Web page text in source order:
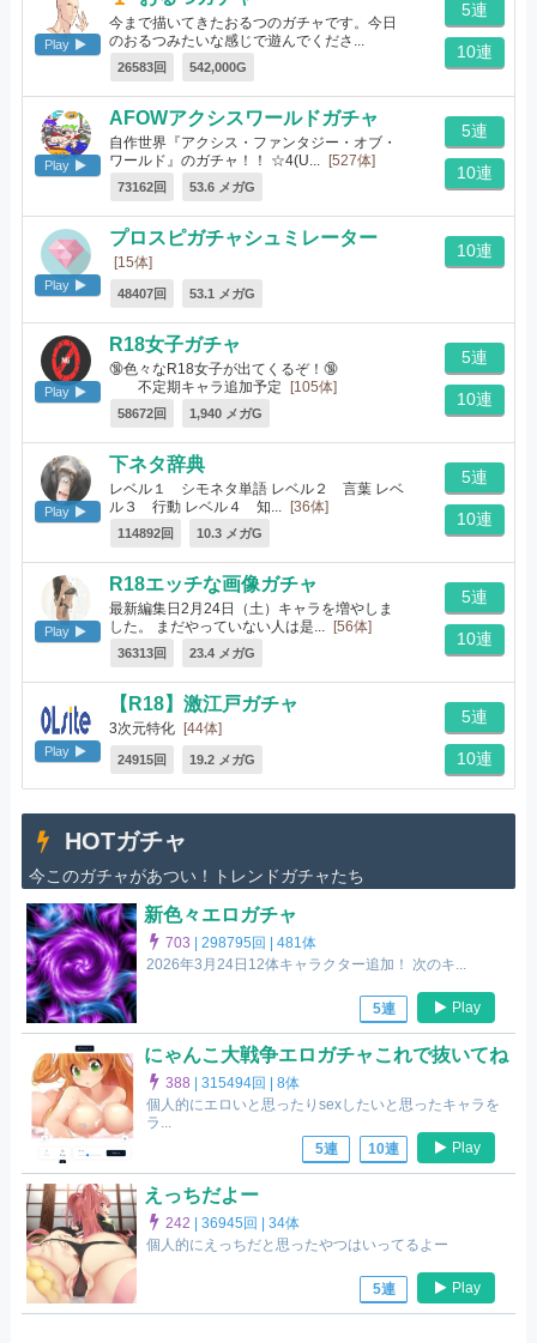
Play
今まで描いてきたおるつのガチャです。今日
のおるつみたいな感じで遊んでくださ...
[82体]
26583回 542,000G
5連
10連
Play
AFOWアクシスワールドガチャ
自作世界『アクシス・ファンタジー・オブ・
ワールド』のガチャ！！ ☆4(U...
[527体]
73162回 53.6 メガG
5連
10連
Play
プロスピガチャシュミレーター
[15体]
48407回 53.1 メガG
10連
Play
R18女子ガチャ
🔞色々なR18女子が出てくるぞ！🔞
不定期キャラ追加予定
[105体]
58672回 1,940 メガG
5連
10連
Play
下ネタ辞典
レベル１ シモネタ単語 レベル２ 言葉 レベ
ル３ 行動 レベル４ 知...
[36体]
114892回 10.3 メガG
5連
10連
Play
R18エッチな画像ガチャ
最新編集日2月24日（土）キャラを増やしま
した。 まだやっていない人は是...
[56体]
36313回 23.4 メガG
5連
10連
Play
【R18】激江戸ガチャ
3次元特化 [44体]
24915回 19.2 メガG
5連
10連
HOTガチャ
今このガチャがあつい！トレンドガチャたち
新色々エロガチャ
703 |298795回 |481体
2026年3月24日12体キャラクター追加！ 次のキ...
5連 Play
にゃんこ大戦争エロガチャこれで抜いてね
388 |315494回 |8体
個人的にエロいと思ったりsexしたいと思ったキャラを
ラ...
5連
10連 Play
えっちだよー
242 |36945回 |34体
個人的にえっちだと思ったやつはいってるよー
5連 Play